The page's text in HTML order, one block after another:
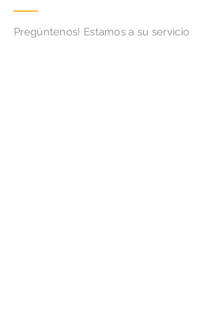
Pregúntenos! Estamos a su servicio